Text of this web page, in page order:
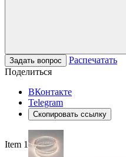
Задать вопрос
Распечатать
Поделиться
ВКонтакте
Telegram
Скопировать ссылку
Item 1 of 4